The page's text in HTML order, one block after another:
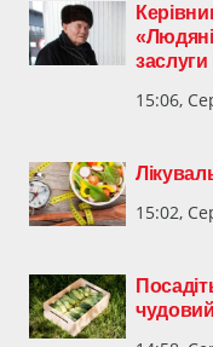
15:06,
15:02,